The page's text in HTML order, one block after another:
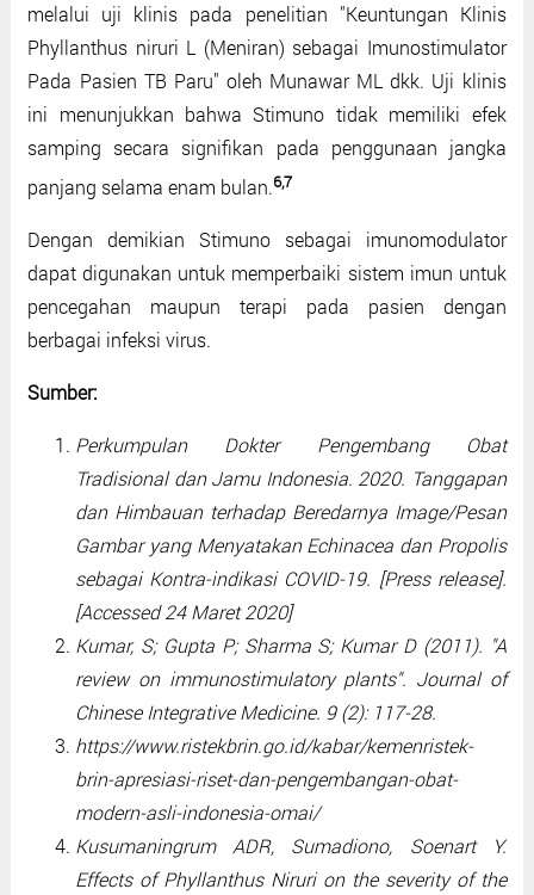
melalui uji klinis pada penelitian "Keuntungan Klinis
Phyllanthus niruri L (Meniran) sebagai Imunostimulator
Pada Pasien TB Paru" oleh Munawar ML dkk. Uji klinis
ini menunjukkan bahwa Stimuno tidak memiliki efek
samping secara signifikan pada penggunaan jangka
panjang selama enam bulan.6,7
Dengan demikian Stimuno sebagai imunomodulator
dapat digunakan untuk memperbaiki sistem imun untuk
pencegahan maupun terapi pada pasien dengan
berbagai infeksi virus.
Sumber:
Perkumpulan Dokter Pengembang Obat
Tradisional dan Jamu Indonesia. 2020. Tanggapan
dan Himbauan terhadap Beredarnya Image/Pesan
Gambar yang Menyatakan Echinacea dan Propolis
sebagai Kontra-indikasi COVID-19. [Press release].
[Accessed 24 Maret 2020]
Kumar, S; Gupta P; Sharma S; Kumar D (2011). "A
review on immunostimulatory plants". Journal of
Chinese Integrative Medicine. 9 (2): 117-28.
https://www.ristekbrin.go.id/kabar/kemenristek-
brin-apresiasi-riset-dan-pengembangan-obat-
modern-asli-indonesia-omai/
Kusumaningrum ADR, Sumadiono, Soenart Y.
Effects of Phyllanthus Niruri on the severity of the